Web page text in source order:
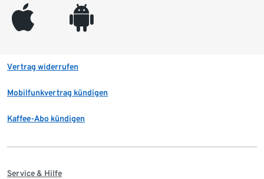
appleinc android
Vertrag widerrufen
Mobilfunkvertrag kündigen
Kaffee-Abo kündigen
Service & Hilfe